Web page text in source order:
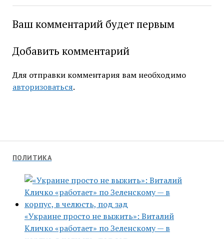
ПОЛИТИКА
«Украине просто не выжить»: Виталий
Кличко «работает» по Зеленскому — в
Ваш комментарий будет первым
Добавить комментарий
Для отправки комментария вам необходимо
авторизоваться.